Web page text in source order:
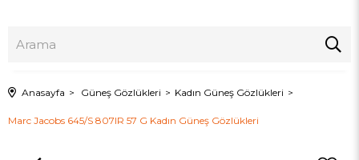
Anasayfa Güneş Gözlükleri Kadın Güneş Gözlükleri
Marc Jacobs 645/S 807IR 57 G Kadın Güneş Gözlükleri